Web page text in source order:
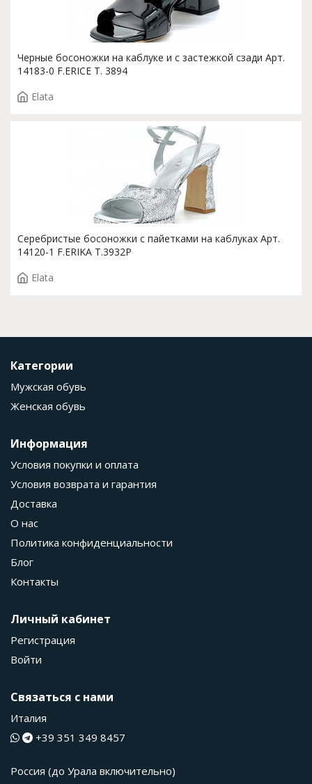
Черные босоножки на каблуке и с застежкой сзади Арт.
14183-0 F.ERICE T. 3894
Elata
Серебристые босоножки с пайетками на каблуках Арт.
14120-1 F.ERIKA T.3932P
Elata
Категории
Мужская обувь
Женская обувь
Информация
Условия покупки и оплата
Условия возврата и гарантия
Доставка
О нас
Политика конфиденциальности
Блог
Контакты
Личный кабинет
Регистрация
Войти
Связаться с нами
Италия
+39 351 349 8457
Россия (до Урала включительно)